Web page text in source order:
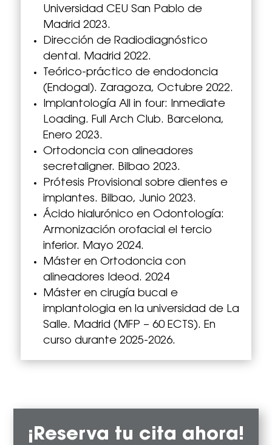
Universidad CEU San Pablo de
Madrid 2023.
Dirección de Radiodiagnóstico
dental. Madrid 2022.
Teórico-práctico de endodoncia
(Endogal). Zaragoza, Octubre 2022.
Implantología All in four: Inmediate
Loading. Full Arch Club. Barcelona,
Enero 2023.
Ortodoncia con alineadores
secretaligner. Bilbao 2023.
Prótesis Provisional sobre dientes e
implantes. Bilbao, Junio 2023.
Ácido hialurónico en Odontología:
Armonización orofacial el tercio
inferior. Mayo 2024.
Máster en Ortodoncia con
alineadores Ideod. 2024
Máster en cirugía bucal e
implantologia en la universidad de La
Salle. Madrid (MFP – 60 ECTS). En
curso durante 2025-2026.
¡Reserva tu cita ahora!